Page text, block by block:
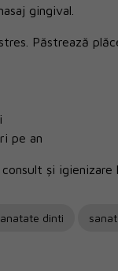
gingival.
Păstrează
pe an
și igienizare
dinti